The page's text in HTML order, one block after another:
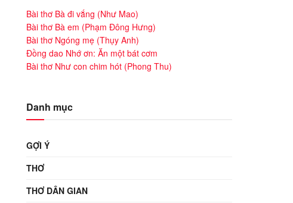
Bài thơ Bà đi vắng (Như Mao)
Bài thơ Bà em (Phạm Đông Hưng)
Bài thơ Ngóng mẹ (Thụy Anh)
Đồng dao Nhớ ơn: Ăn một bát cơm
Bài thơ Như con chim hót (Phong Thu)
Danh mục
GỢI Ý
THƠ
THƠ DÂN GIAN